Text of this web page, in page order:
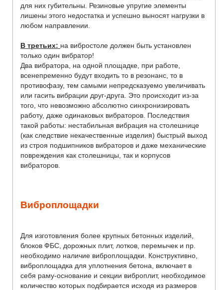
для них губительны. Резиновые упругие элементы
лишены этого недостатка и успешно выносят нагрузки в
любом направлении.
В третьих: на вибростоле должен быть установлен
только один вибратор!
Два вибратора, на одной площадке, при работе,
всенепременно будут входить то в резонанс, то в
противофазу, тем самыми непредсказуемо увеличивать
или гасить вибрации друг-друга. Это происходит из-за
того, что невозможно абсолютно синхронизировать
работу, даже одинаковых вибраторов. Последствия
такой работы: нестабильная вибрация на столешнице
(как следствие некачественные изделия) быстрый выход
из строя подшипников вибраторов и даже механические
повреждения как столешницы, так и корпусов
вибраторов.
Виброплощадки
Для изготовления более крупных бетонных изделий,
блоков ФБС, дорожных плит, лотков, перемычек и пр.
необходимо наличие виброплощадки. Конструктивно,
виброплощадка для уплотнения бетона, включает в
себя раму-основание и секции виброплит, необходимое
количество которых подбирается исходя из размеров